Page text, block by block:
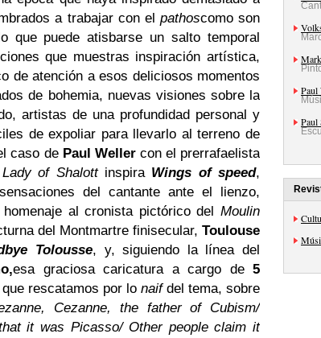
a trabajar con el pathoscomo son
que puede atisbarse un salto temporal
que muestras inspiración artística,
de atención a esos deliciosos momentos
de bohemia, nuevas visiones sobre la
artistas de una profundidad personal y
de expoliar para llevarlo al terreno de
caso de Paul Wellercon el prerrafaelista
Lady of Shalottinspira Wings of speed,
del cantante ante el lienzo,
al cronista pictórico delMoulin
del Montmartre finisecular, Toulouse
Tolousse, y, siguiendo la línea del
esa graciosa caricatura a cargo de 5
que rescatamos por lo naif del tema, sobre
Cezanne, the father of Cubism/
it was Picasso/ Other people claim it
Paul
Paul